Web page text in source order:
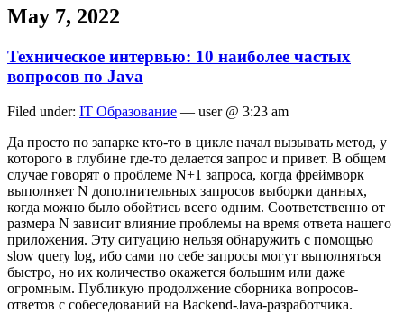
May 7, 2022
Техническое интервью: 10 наиболее частых
вопросов по Java
Filed under: IT Образование — user @ 3:23 am
Да просто по запарке кто-то в цикле начал вызывать метод, у
которого в глубине где-то делается запрос и привет. В общем
случае говорят о проблеме N+1 запроса, когда фреймворк
выполняет N дополнительных запросов выборки данных,
когда можно было обойтись всего одним. Соответственно от
размера N зависит влияние проблемы на время ответа нашего
приложения. Эту ситуацию нельзя обнаружить с помощью
slow query log, ибо сами по себе запросы могут выполняться
быстро, но их количество окажется большим или даже
огромным. Публикую продолжение сборника вопросов-
ответов с собеседований на Backend-Java-разработчика.